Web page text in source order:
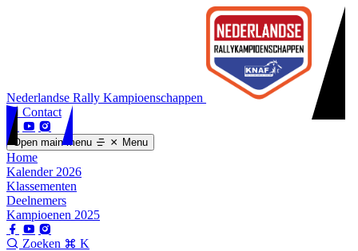
Nederlandse Rally Kampioenschappen
Contact
Open main menu Menu
Home
Kalender 2026
Klassementen
Deelnemers
Kampioenen 2025
Zoeken
K